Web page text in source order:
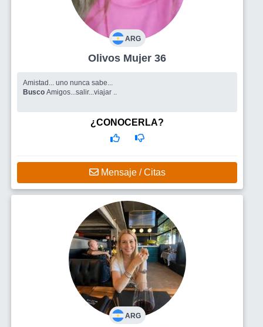
ARG
Olivos Mujer 36
Amistad... uno nunca sabe...
Busco Amigos...salir...viajar ..
¿CONOCERLA?
Mensaje / Citas
ARG